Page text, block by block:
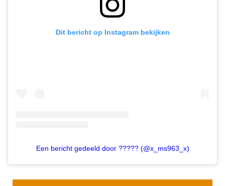
Dit bericht op Instagram bekijken
Een bericht gedeeld door ????? (@x_ms963_x)